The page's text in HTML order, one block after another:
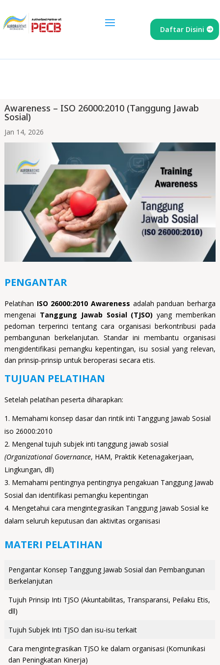
Daftar Disini
Awareness – ISO 26000:2010 (Tanggung Jawab
Sosial)
Jan 14, 2026
PENGANTAR
Pelatihan ISO 26000:2010 Awareness adalah panduan berharga
mengenai Tanggung Jawab Sosial (TJSO) yang memberikan
pedoman terperinci tentang cara organisasi berkontribusi pada
pembangunan berkelanjutan. Standar ini membantu organisasi
mengidentifikasi pemangku kepentingan, isu sosial yang relevan,
dan prinsip-prinsip untuk beroperasi secara etis.
TUJUAN PELATIHAN
Setelah pelatihan peserta diharapkan:
Memahami konsep dasar dan rintik inti Tanggung Jawab Sosial
iso 26000:2010
Mengenal tujuh subjek inti tanggung jawab sosial
(Organizational Governance, HAM, Praktik Ketenagakerjaan,
Lingkungan, dll)
Memahami pentingnya pentingnya pengakuan Tanggung Jawab
Sosial dan identifikasi pemangku kepentingan
Mengetahui cara mengintegrasikan Tanggung Jawab Sosial ke
dalam seluruh keputusan dan aktivitas organisasi
MATERI PELATIHAN
Pengantar Konsep Tanggung Jawab Sosial dan Pembangunan
Berkelanjutan
Tujuh Prinsip Inti TJSO (Akuntabilitas, Transparansi, Peilaku Etis,
dll)
Tujuh Subjek Inti TJSO dan isu-isu terkait
Cara mengintegrasikan TJSO ke dalam organisasi (Komunikasi
dan Peningkatan Kinerja)